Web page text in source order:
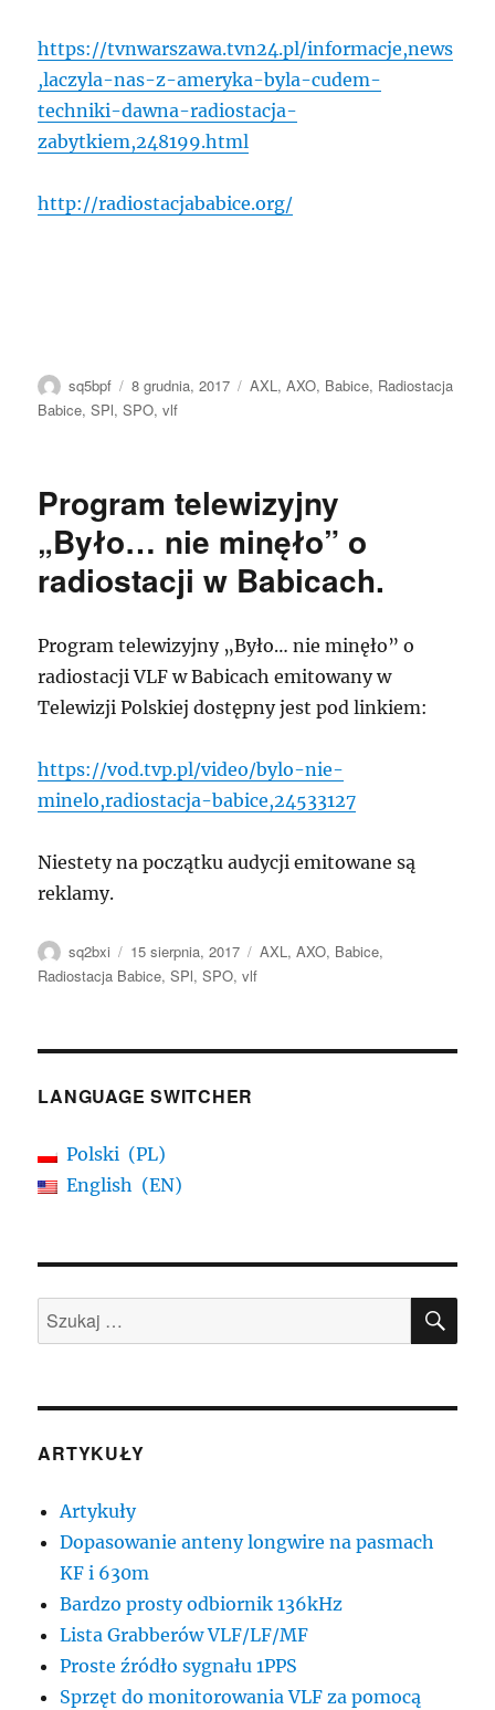
https://tvnwarszawa.tvn24.pl/informacje,news
,laczyla-nas-z-ameryka-byla-cudem-
techniki-dawna-radiostacja-
zabytkiem,248199.html
http://radiostacjababice.org/
Autor
sq5bpf
Data
publikacji
8 grudnia, 2017 Tagi
AXL,AXO, Babice, Radiostacja
Babice,SPl,SPO,vlf
Program telewizyjny
„Było… nie minęło” o
radiostacji w Babicach.
Program telewizyjny „Było… nie minęło” o
radiostacji VLF w Babicach emitowany w
Telewizji Polskiej dostępny jest pod linkiem:
https://vod.tvp.pl/video/bylo-nie-
minelo,radiostacja-babice,24533127
Niestety na początku audycji emitowane są
reklamy.
Autor
sq2bxi
Data
publikacji
15 sierpnia, 2017 Tagi
AXL,AXO, Babice,
Radiostacja Babice,SPl,SPO,vlf
LANGUAGE SWITCHER
Polski
PL
English
EN
Szukaj:
ARTYKUŁY
Artykuły
Dopasowanie anteny longwire na pasmach
KF i 630m
Bardzo prosty odbiornik 136kHz
Lista Grabberów VLF/LF/MF
Proste źródło sygnału 1PPS
Sprzęt do monitorowania VLF za pomocą